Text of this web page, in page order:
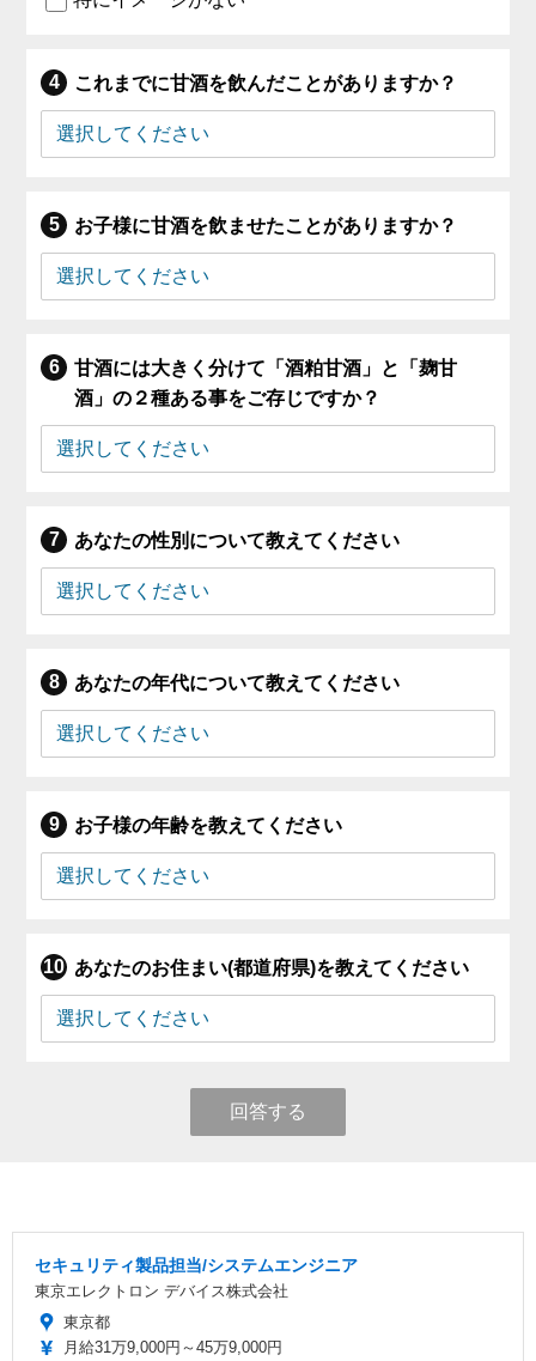
これまでに甘酒を飲んだことがありますか？
お子様に甘酒を飲ませたことがありますか？
甘酒には大きく分けて「酒粕甘酒」と「麹甘
酒」の２種ある事をご存じですか？
あなたの性別について教えてください
あなたの年代について教えてください
お子様の年齢を教えてください
あなたのお住まい(都道府県)を教えてください
回答する
セキュリティ製品担当/システムエンジニア
東京エレクトロン デバイス株式会社
東京都
月給31万9,000円～45万9,000円